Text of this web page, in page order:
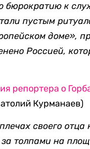
бюрократию к
пустым
доме»,
Россией,
репортера о
Курманаев)
своего
толпами на